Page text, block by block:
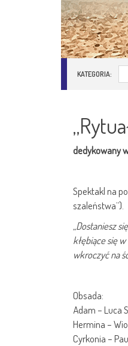
KATEGORIA:
dedykowany
Spektakl na
szaleństwa”).
„Dostaniesz
kłębiące się
wkroczyć na
Obsada:
Adam – Luca
Hermina –
Cyrkonia –